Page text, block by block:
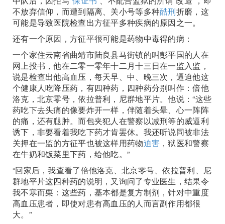
不放弃信仰，而遭到隔离、关小号等多种酷刑折磨，这
可能是导致医院检查出方征平多种疾病的原因之一。
还有一个原因，方征平很可能是药物中毒得的病：
一个家住云南省曲靖市陆良县马街镇的叫彭平国的人在
网上投书，他在二零一零年十二月十三日在一监入监，
说是检查出他高血压，每天早、中、晚三次，逼迫他这
个健康人吃降压药，有四种药，四种药分别叫作：倍他
洛克，北京零号，依拉普利，尼群地平片。他说：“这些
药吃下去头痛的像要炸开一样，伴随着头晕、心一阵阵
的痛，还有腿肿。而包夹犯人在警察以减刑等的威逼利
诱下，非要看着我吃下药才肯罢休。我还听说同被非法
关押在一监的方征平也被这样用药物迫害 ，狱医和警察
在牛奶和饭菜里下药，给他吃。”
“回家后，我查看了倍他洛克、北京零号、依拉普利、尼
群地平片这四种药的说明，又询问了专业医生，结果令
我不寒而栗：这些药，基本都是复方制剂，针对中重度
高血压患者，即使对患有高血压的人而言副作用都很
大。”